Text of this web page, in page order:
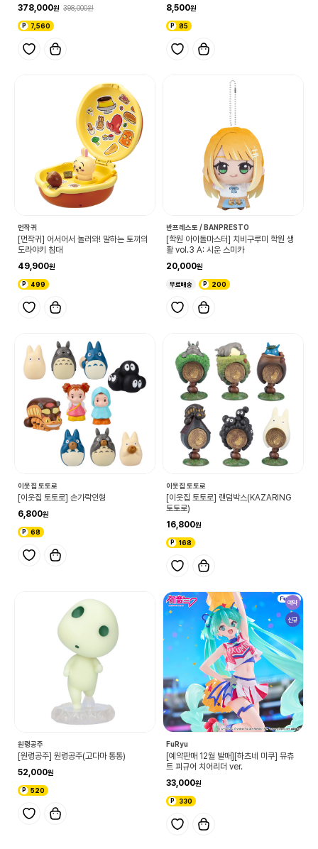
378,000 398,000
7,560
8,500
85
먼작귀
[먼작귀] 어서어서 놀러와! 말하는 토끼의
도라야키 침대
49,900
499
반프레스토 / BANPRESTO
[학원 아이돌마스터] 치비구루미 학원 생
활 vol.3 A: 시운 스미카
20,000
무료배송 200
이웃집 토토로
[이웃집 토토로] 손가락인형
6,800
68
이웃집 토토로
[이웃집 토토로] 랜덤박스(KAZARING
토토로)
16,800
168
원령공주
[원령공주] 원령공주(고다마 통통)
52,000
520
예약
신규
FuRyu
[예약판매 12월 발매][하츠네 미쿠] 뮤츄
트 피규어 치어리더 ver.
33,000
330